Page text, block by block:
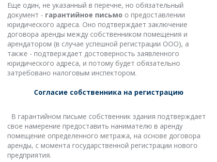
Еще один, не указанный в перечне, но обязательный
документ - гарантийное письмо о предоставлении
юридического адреса. Оно подтверждает заключение
договора аренды между собственником помещения и
арендатором (в случае успешной регистрации ООО), а
также - подтверждает достоверность заявленного
юридического адреса, и потому будет обязательно
затребовано налоговым инспектором.
Согласие собственника на регистрацию
В гарантийном письме собственник здания подтверждает
свое намерение предоставить нанимателю в аренду
помещение определенного метража, на основе договора
аренды, с момента государственной регистрации нового
предприятия.